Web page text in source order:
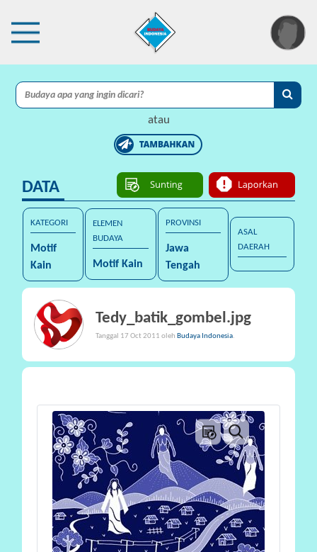
atau
×
I
P
r
o
t
s
i
P
I
S
I
P
A
I
P
DATA
KATEGORI
Motif
Kain
ELEMEN
BUDAYA
Motif Kain
PROVINSI
Jawa
Tengah
ASAL
DAERAH
Tedy_batik_gombel.jpg
Tanggal 17 Oct 2011 oleh Budaya Indonesia.